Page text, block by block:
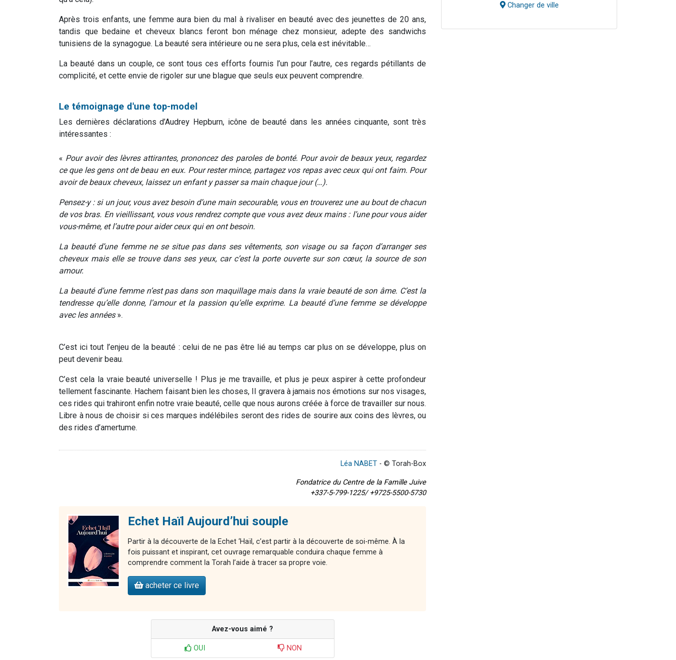
Après trois enfants, une femme aura bien du mal à rivaliser en beauté avec des jeunettes de 20 ans,
tandis que bedaine et cheveux blancs feront bon ménage chez monsieur, adepte des sandwichs
tunisiens de la synagogue. La beauté sera intérieure ou ne sera plus, cela est inévitable…
La beauté dans un couple, ce sont tous ces efforts fournis l’un pour l’autre, ces regards pétillants de
complicité, et cette envie de rigoler sur une blague que seuls eux peuvent comprendre.
Le témoignage d'une top-model
Les dernières déclarations d’Audrey Hepburn, icône de beauté dans les années cinquante, sont très
intéressantes :
« Pour avoir des lèvres attirantes, prononcez des paroles de bonté. Pour avoir de beaux yeux, regardez
ce que les gens ont de beau en eux. Pour rester mince, partagez vos repas avec ceux qui ont faim. Pour
avoir de beaux cheveux, laissez un enfant y passer sa main chaque jour (…).
Pensez-y : si un jour, vous avez besoin d’une main secourable, vous en trouverez une au bout de chacun
de vos bras. En vieillissant, vous vous rendrez compte que vous avez deux mains : l’une pour vous aider
vous-même, et l’autre pour aider ceux qui en ont besoin.
La beauté d’une femme ne se situe pas dans ses vêtements, son visage ou sa façon d’arranger ses
cheveux mais elle se trouve dans ses yeux, car c’est la porte ouverte sur son cœur, la source de son
amour.
La beauté d’une femme n’est pas dans son maquillage mais dans la vraie beauté de son âme. C’est la
tendresse qu’elle donne, l’amour et la passion qu’elle exprime. La beauté d’une femme se développe
avec les années ».
C’est ici tout l’enjeu de la beauté : celui de ne pas être lié au temps car plus on se développe, plus on
peut devenir beau.
C’est cela la vraie beauté universelle ! Plus je me travaille, et plus je peux aspirer à cette profondeur
tellement fascinante. Hachem faisant bien les choses, Il gravera à jamais nos émotions sur nos visages,
ces rides qui trahiront enfin notre vraie beauté, celle que nous aurons créée à force de travailler sur nous.
Libre à nous de choisir si ces marques indélébiles seront des rides de sourire aux coins des lèvres, ou
des rides d’amertume.
Léa NABET - © Torah-Box
Fondatrice du Centre de la Famille Juive
+337-5-799-1225/ +9725-5500-5730
Echet Haïl Aujourd’hui souple
Partir à la découverte de la Echet ‘Haïl, c’est partir à la découverte de soi-même. À la
fois puissant et inspirant, cet ouvrage remarquable conduira chaque femme à
comprendre comment la Torah l’aide à tracer sa propre voie.
acheter ce livre
Avez-vous aimé ?
OUI NON
Changer de ville